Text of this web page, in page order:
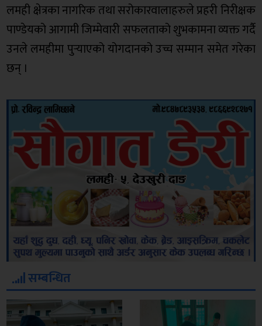
लमही क्षेत्रका नागरिक तथा सरोकारवालाहरुले प्रहरी निरीक्षक
पाण्डेयको आगामी जिम्मेवारी सफलताको शुभकामना व्यक्त गर्दै
उनले लमहीमा पुर्‍याएको योगदानको उच्च सम्मान समेत गरेका
छन् ।
सम्बन्धित